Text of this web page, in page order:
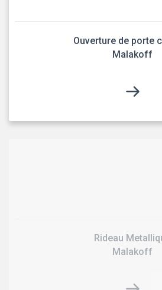
Ouverture de porte
Malakoff
Rideau
Malakoff